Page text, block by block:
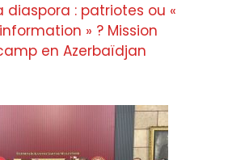
diaspora : patriotes ou «
» ? Mission
en Azerbaïdjan